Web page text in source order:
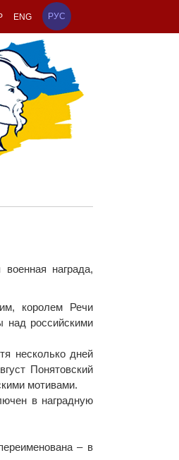
ENG РУС
награда,
королем Речи
над российскими
несколько дней
Понятовский
мотивами.
в наградную
– в